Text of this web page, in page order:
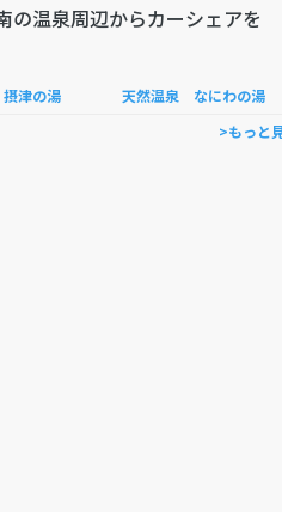
の温泉周辺からカーシェアを
摂津の湯 天然温泉 なにわの湯
>もっと